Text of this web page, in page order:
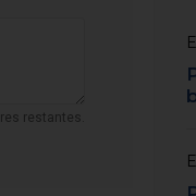
restantes.